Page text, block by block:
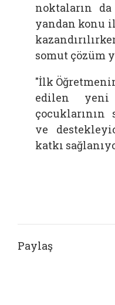
noktaların
yandan konu
somut çözüm
"İlk
edilen yeni
ve
katkı
Paylaş